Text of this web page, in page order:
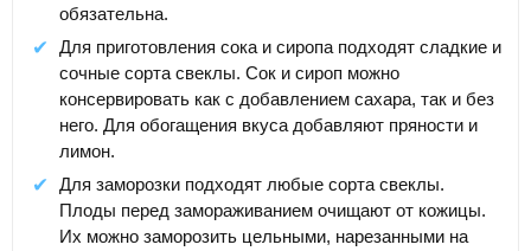
обязательна.
Для приготовления сока и сиропа подходят сладкие и
сочные сорта свеклы. Сок и сироп можно
консервировать как с добавлением сахара, так и без
него. Для обогащения вкуса добавляют пряности и
лимон.
Для заморозки подходят любые сорта свеклы.
Плоды перед замораживанием очищают от кожицы.
Их можно заморозить цельными, нарезанными на